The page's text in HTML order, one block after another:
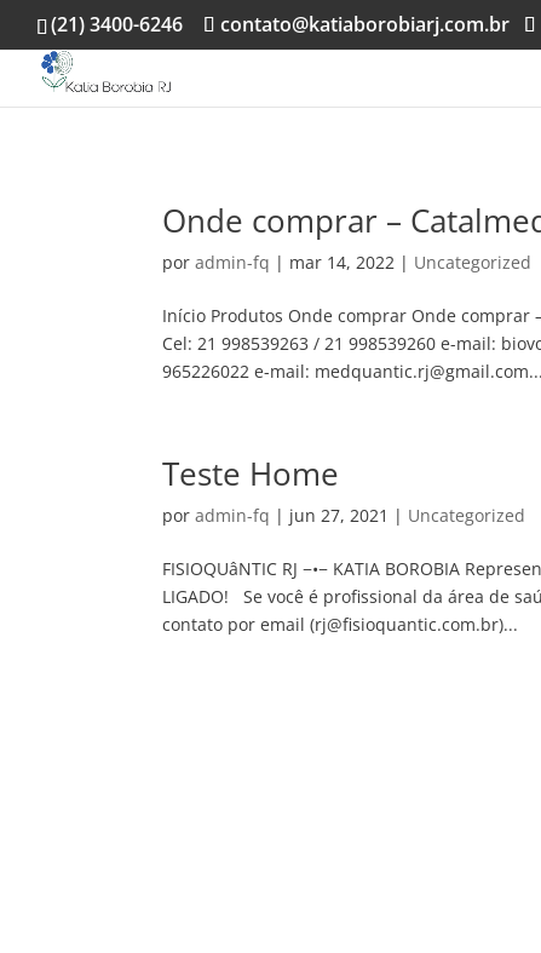
(21) 3400-6246 contato@katiaborobiarj.com.br
Onde comprar –
poradmin-fq | mar 14, 2022 | Uncategorized
Início Produtos Onde comprar Onde comprar –
Cel: 21 998539263 / 21 998539260 e-mail:
965226022 e-mail: medquantic.rj@gmail.com...
Teste Home
poradmin-fq | jun 27, 2021 | Uncategorized
FISIOQUâNTIC RJ −•− KATIA BOROBIA
LIGADO! Se você é profissional da área de
contato por email (rj@fisioquantic.com.br)...